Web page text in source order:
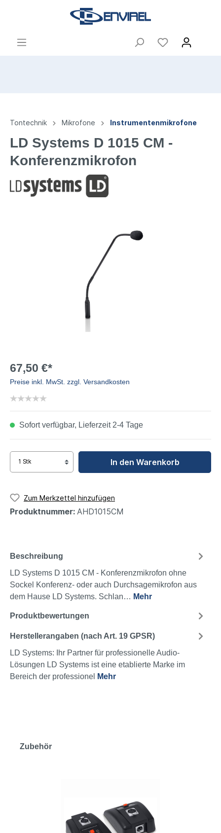
Tontechnik Mikrofone Instrumentenmikrofone
LD Systems D 1015 CM -
Konferenzmikrofon
67,50 €*
Preise inkl. MwSt. zzgl. Versandkosten
Sofort verfügbar, Lieferzeit 2-4 Tage
In den Warenkorb
Zum Merkzettel hinzufügen
Produktnummer: AHD1015CM
Beschreibung
LD Systems D 1015 CM - Konferenzmikrofon ohne
Sockel Konferenz- oder auch Durchsagemikrofon aus
dem Hause LD Systems. Schlan… Mehr
Produktbewertungen
Herstellerangaben (nach Art. 19 GPSR)
LD Systems: Ihr Partner für professionelle Audio-
Lösungen LD Systems ist eine etablierte Marke im
Bereich der professionel
Mehr
Zubehör